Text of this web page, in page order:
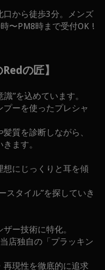
口から徒歩3分。メンズ
〜PM8時まで受付OK !
の匠】
”を込めています。
ーを使ったプレシャ
質を診断しながら、
ます。
想にじっくりと耳を傾
スタイル”を探していき
ー技術に特化。
店独自の「プラッキン
再現性を徹底的に追求